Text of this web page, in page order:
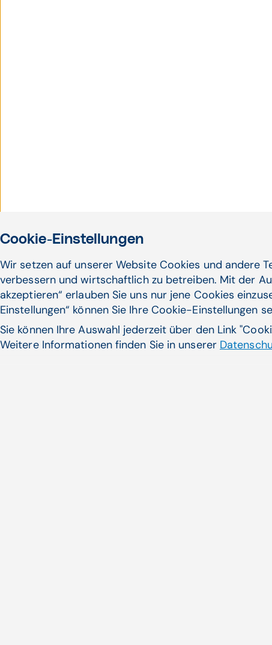
Cookie-Einstellungen
Wir setzen auf unserer Website Cookies und andere
verbessern und wirtschaftlich zu betreiben. Mit der
akzeptieren“ erlauben Sie uns nur jene Cookies
Einstellungen“ können Sie Ihre Cookie-Einstellungen
Sie können Ihre Auswahl jederzeit über den Link
Weitere Informationen finden Sie in unserer